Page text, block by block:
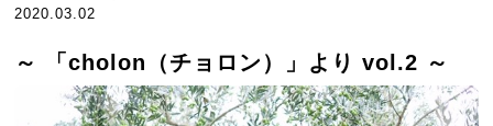
2020.03.02
～ 「cholon（チョロン）」より vol.2 ～